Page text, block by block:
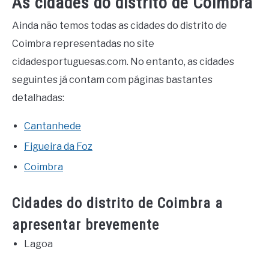
Ainda não temos todas as cidades do distrito de
Coimbra representadas no site
cidadesportuguesas.com. No entanto, as cidades
seguintes já contam com páginas bastantes
detalhadas:
Cantanhede
Figueira da Foz
Coimbra
Cidades do distrito de Coimbra a
apresentar brevemente
Lagoa